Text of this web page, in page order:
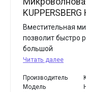
Вместительная
позволит быстро
большой
Читать далее
Производитель
Модель